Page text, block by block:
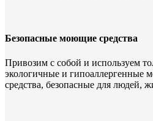
Безопасные моющие средства
Привозим с собой и используем
экологичные и гипоаллергенные
средства, безопасные для людей,